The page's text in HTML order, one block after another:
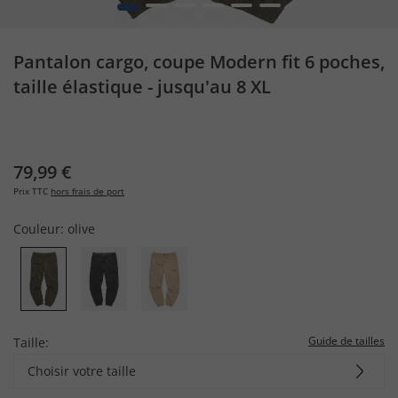
1 5 6
Pantalon cargo, coupe Modern fit 6 poches,
taille élastique - jusqu'au 8 XL
79,99 €
Prix TTC hors frais de port
Couleur: olive
Taille: Guide de tailles
Choisir votre taille